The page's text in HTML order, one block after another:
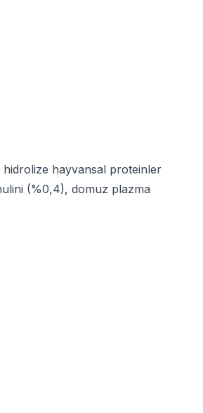
hidrolize hayvansal proteinler
(%0,4), domuz plazma